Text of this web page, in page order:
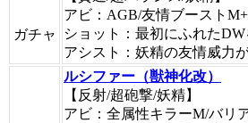
ガチャ
アビ：AGB/友情ブースト
ショット：最初にふれた
アシスト：妖精の友情威力
ルシファー（獣神化改）
【反射/超砲撃/妖精】
アビ：全属性キラーM/バリ